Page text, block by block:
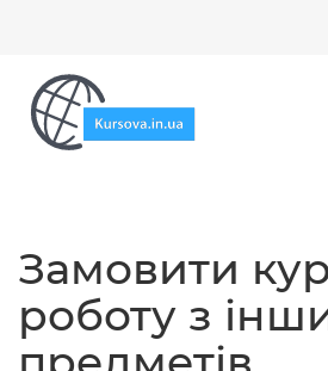
Замовити
роботу з
Гарантії
Відгуки